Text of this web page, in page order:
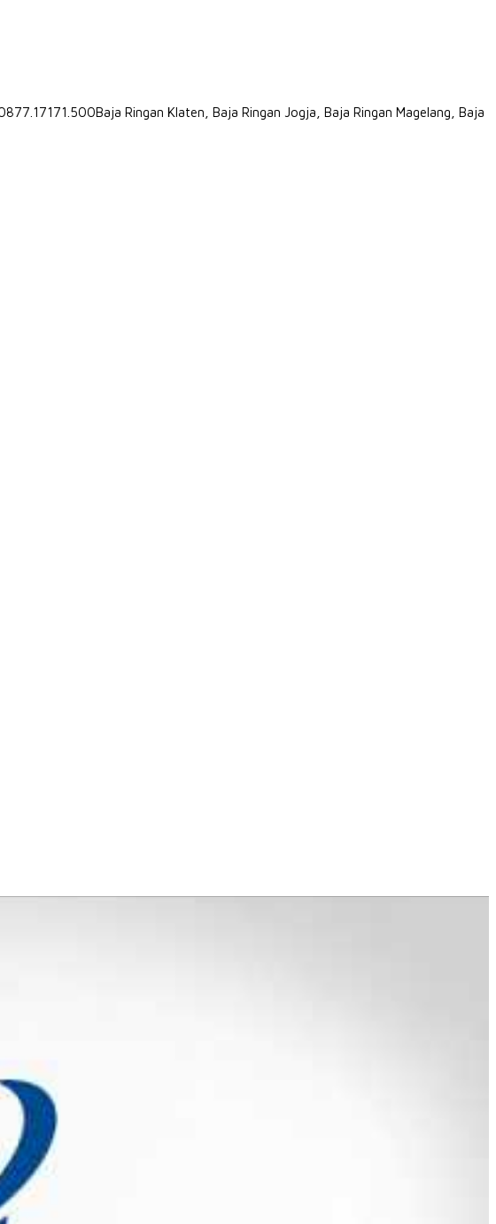
Baja Ringan Klaten, Baja Ringan Jogja, Baja Ringan Magelang, Baja